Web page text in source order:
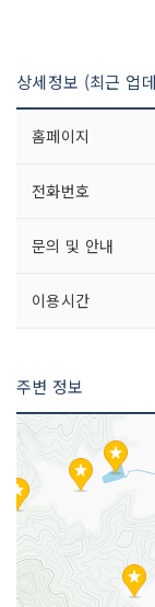
상세정보 (최근 업
홈페이지
전화번호
문의 및 안내
이용시간
주변 정보